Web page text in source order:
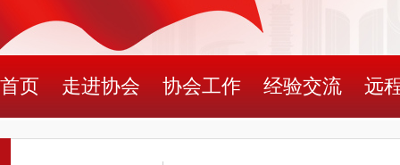
首页 走进协会 协会工作 经验交流 远